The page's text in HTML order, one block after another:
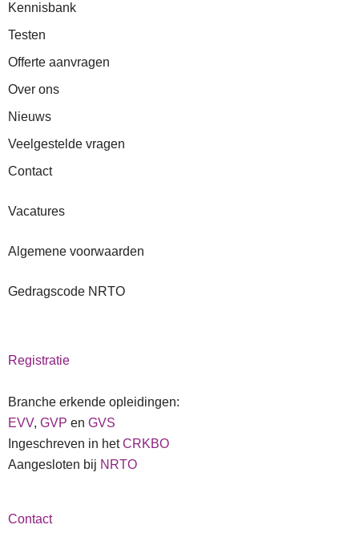
Kennisbank
Testen
Offerte aanvragen
Over ons
Nieuws
Veelgestelde vragen
Contact
Vacatures
Algemene voorwaarden
Gedragscode NRTO
Registratie
Branche erkende opleidingen:
EVV, GVP en GVS
Ingeschreven in hetCRKBO
Aangesloten bij NRTO
Contact